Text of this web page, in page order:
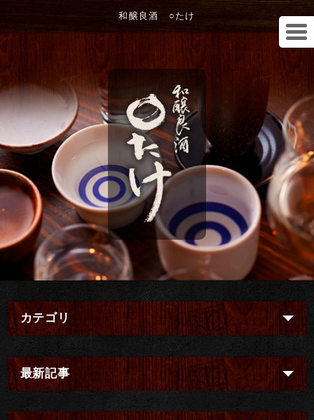
和醸良酒 ○たけ
カテゴリ
最新記事